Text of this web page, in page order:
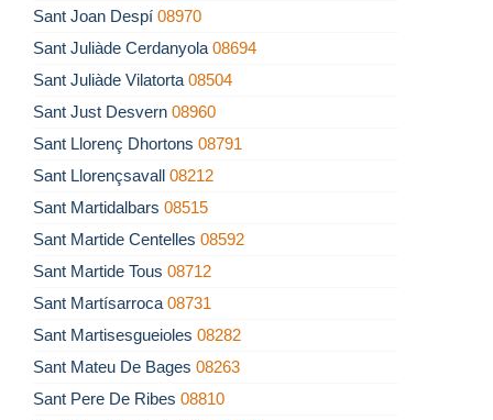
Sant Joan Despí 08970
Sant Juliàde Cerdanyola 08694
Sant Juliàde Vilatorta 08504
Sant Just Desvern 08960
Sant Llorenç Dhortons 08791
Sant Llorençsavall 08212
Sant Martidalbars 08515
Sant Martide Centelles 08592
Sant Martide Tous 08712
Sant Martísarroca 08731
Sant Martisesgueioles 08282
Sant Mateu De Bages 08263
Sant Pere De Ribes 08810